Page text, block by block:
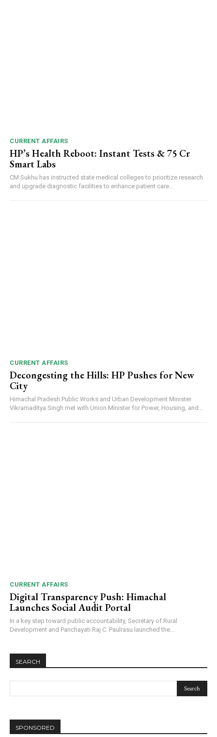
CURRENT AFFAIRS
HP’s Health Reboot: Instant Tests & ₹75 Cr
Smart Labs
CM Sukhu has instructed state medical colleges to prioritize research
and upgrade diagnostic facilities to enhance patient care...
CURRENT AFFAIRS
Decongesting the Hills: HP Pushes for New
City
Himachal Pradesh Public Works and Urban Development Minister
Vikramaditya Singh met with Union Minister for Power, Housing, and...
CURRENT AFFAIRS
Digital Transparency Push: Himachal
Launches Social Audit Portal
In a key step toward public accountability, Secretary of Rural
Development and Panchayati Raj C. Paulrasu launched the...
SEARCH
SPONSORED